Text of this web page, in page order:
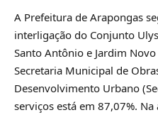
A Prefeitura de Arapongas
interligação do Conjunto
Santo Antônio e Jardim
Secretaria Municipal de
Desenvolvimento Urbano
serviços está em 87,07%.